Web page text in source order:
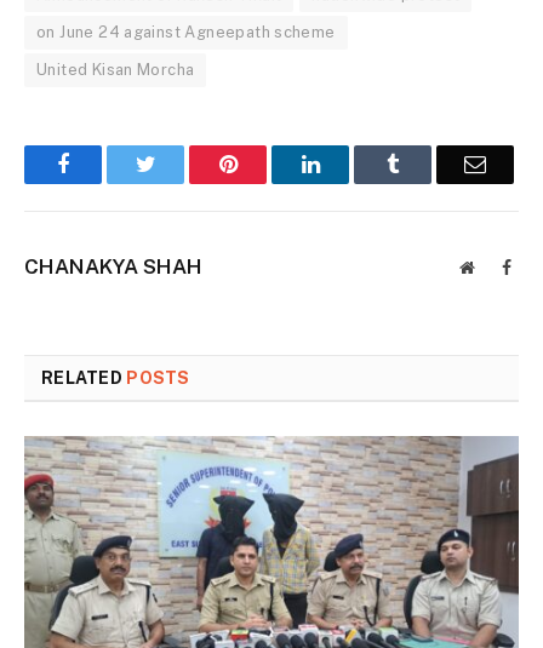
on June 24 against Agneepath scheme
United Kisan Morcha
FacebookTwitter Pinterest LinkedInTumblr Email
CHANAKYA SHAH Website
RELATED POSTS